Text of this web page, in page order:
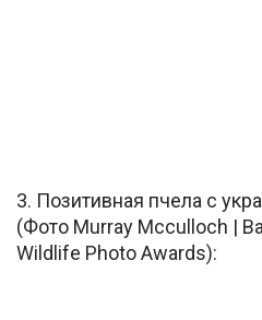
3. Позитивная пчела с
(Фото Murray Mcculloch |
Wildlife Photo Awards):